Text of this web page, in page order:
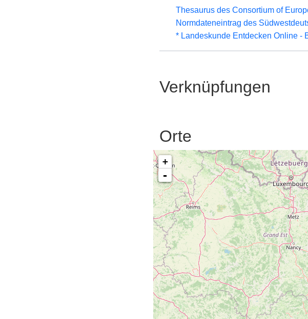
Thesaurus des Consortium of
Normdateneintrag des
* Landeskunde Entdecken Online -
Verknüpfungen
Orte
+
-